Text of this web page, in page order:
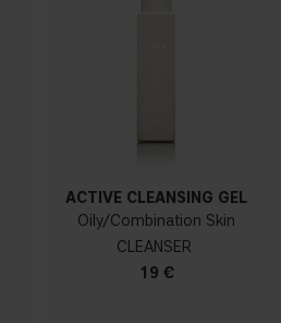
ACTIVE CLEANSING GEL
Oily/Combination Skin
CLEANSER
19 €